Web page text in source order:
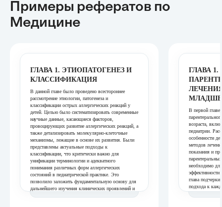
Примеры рефератов по
Медицине
ГЛАВА 1. ЭТИОПАТОГЕНЕЗ И
КЛАССИФИКАЦИЯ
В данной главе было проведено всестороннее
рассмотрение этиологии, патогенеза и
классификации острых аллергических реакций у
детей. Целью было систематизировать современные
научные данные, касающиеся факторов,
провоцирующих развитие аллергических реакций, а
также детализировать молекулярно-клеточные
механизмы, лежащие в основе их развития. Были
представлены актуальные подходы к
классификации, что критически важно для
унификации терминологии и адекватного
понимания различных форм аллергических
состояний в педиатрической практике. Это
позволило заложить фундаментальную основу для
дальнейшего изучения клинических проявлений и
терапевтических стратегий.
ГЛАВА
В первой
возраста,
педиатрии.
особенности
методов
показания и
необходимо
эффективности
глава
подхода к